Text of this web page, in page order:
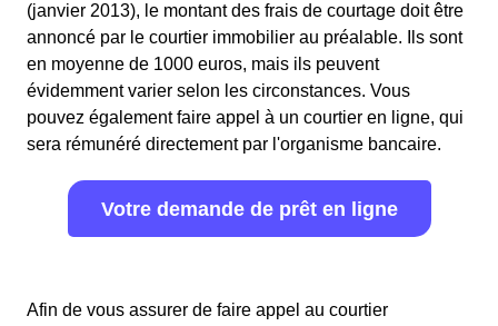
(janvier 2013), le montant des frais de courtage doit être
annoncé par le courtier immobilier au préalable. Ils sont
en moyenne de 1000 euros, mais ils peuvent
évidemment varier selon les circonstances. Vous
pouvez également faire appel à un courtier en ligne, qui
sera rémunéré directement par l'organisme bancaire.
Votre demande de prêt en ligne
Afin de vous assurer de faire appel au courtier